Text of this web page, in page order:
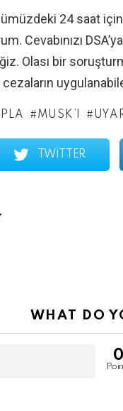
24 saat
Cevabınızı
Olası bir
MUSK’I
TWITTER
WHAT DO
0